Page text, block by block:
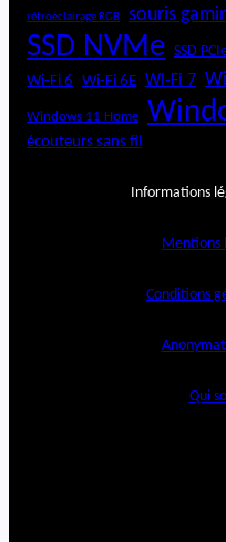
rétroéclairage RGB souris
SSD NVMe SSD
Wi-Fi 6 Wi-Fi 6E Wi-Fi 7
Windows 11 Home
écouteurs sans fil
Informations
Mentions
Conditions
Qui